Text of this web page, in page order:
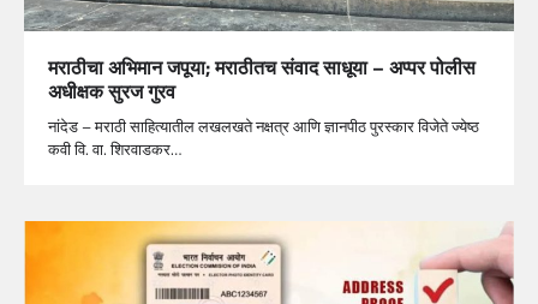
मराठीचा अभिमान जपूया; मराठीतच संवाद साधूया – अप्पर पोलीस
अधीक्षक सुरज गुरव
नांदेड – मराठी साहित्यातील लखलखते नक्षत्र आणि ज्ञानपीठ पुरस्कार विजेते ज्येष्ठ
कवी वि. वा. शिरवाडकर…